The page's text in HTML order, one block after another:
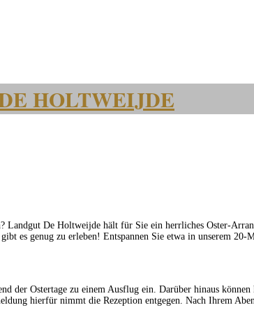
HOLTWEIJDE
Landgut De Holtweijde hält für Sie ein herrliches Oster-
es genug zu erleben! Entspannen Sie etwa in unserem
der Ostertage zu einem Ausflug ein. Darüber hinaus
hierfür nimmt die Rezeption entgegen. Nach Ihrem